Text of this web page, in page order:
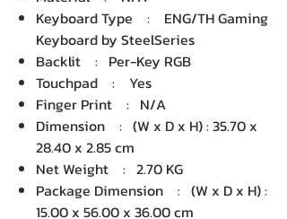
Keyboard Type : ENG/TH Gaming
Keyboard by SteelSeries
Backlit : Per-Key RGB
Touchpad : Yes
Finger Print : N/A
Dimension : (W x D x H) : 35.70 x
28.40 x 2.85 cm
Net Weight : 2.70 KG
Package Dimension : (W x D x H) :
15.00 x 56.00 x 36.00 cm